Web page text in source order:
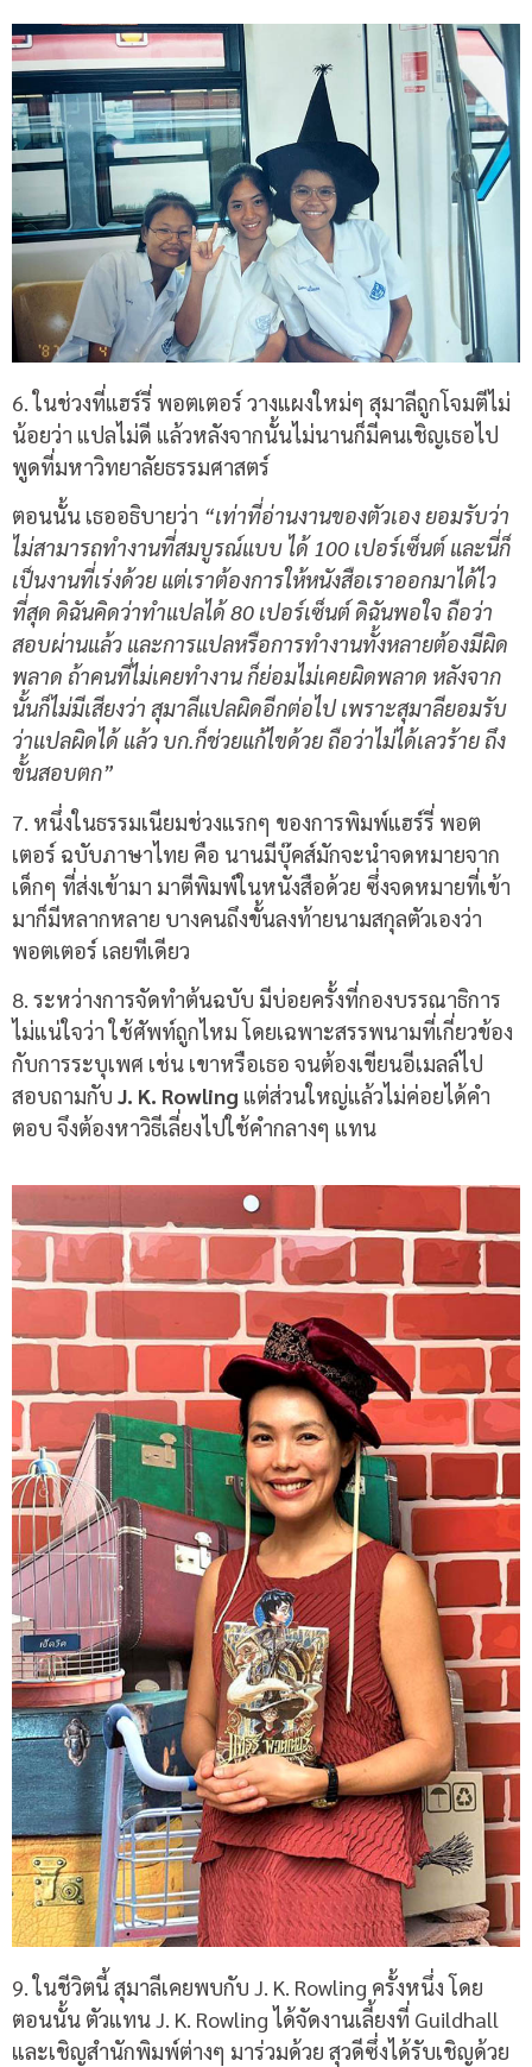
6.ในช่วงที่แฮร์รี่ พอตเตอร์ วางแผงใหม่ๆ สุมาลีถูกโจมตีไม่
น้อยว่า แปลไม่ดี แล้วหลังจากนั้นไม่นานก็มีคนเชิญเธอไป
พูดที่มหาวิทยาลัยธรรมศาสตร์
ตอนนั้น เธออธิบายว่า “เท่าที่อ่านงานของตัวเอง ยอมรับว่า
ไม่สามารถทำงานที่สมบูรณ์แบบ ได้100 เปอร์เซ็นต์ และนี่ก็
เป็นงานที่เร่งด้วย แต่เราต้องการให้หนังสือเราออกมาได้ไว
ที่สุด ดิฉันคิดว่าทำแปลได้80 เปอร์เซ็นต์ ดิฉันพอใจ ถือว่า
สอบผ่านแล้ว และการแปลหรือการทำงานทั้งหลายต้องมีผิด
พลาด ถ้าคนที่ไม่เคยทำงาน ก็ย่อมไม่เคยผิดพลาด หลังจาก
นั้นก็ไม่มีเสียงว่า สุมาลีแปลผิดอีกต่อไป เพราะสุมาลียอมรับ
ว่าแปลผิดได้ แล้ว บก.ก็ช่วยแก้ไขด้วย ถือว่าไม่ได้เลวร้าย ถึง
ขั้นสอบตก”
7. หนึ่งในธรรมเนียมช่วงแรกๆ ของการพิมพ์แฮร์รี่ พอต
เตอร์ ฉบับภาษาไทย คือ นานมีบุ๊คส์มักจะนำจดหมายจาก
เด็กๆ ที่ส่งเข้ามา มาตีพิมพ์ในหนังสือด้วย ซึ่งจดหมายที่เข้า
มาก็มีหลากหลาย บางคนถึงขั้นลงท้ายนามสกุลตัวเองว่า
พอตเตอร์ เลยทีเดียว
8. ระหว่างการจัดทำต้นฉบับ มีบ่อยครั้งที่กองบรรณาธิการ
ไม่แน่ใจว่า ใช้ศัพท์ถูกไหม โดยเฉพาะสรรพนามที่เกี่ยวข้อง
กับการระบุเพศ เช่น เขาหรือเธอ จนต้องเขียนอีเมลล์ไป
สอบถามกับ J. K. Rowling แต่ส่วนใหญ่แล้วไม่ค่อยได้คำ
ตอบ จึงต้องหาวิธีเลี่ยงไปใช้คำกลางๆ แทน
9.ในชีวิตนี้ สุมาลีเคยพบกับ J. K. Rowling ครั้งหนึ่ง โดย
ตอนนั้น ตัวแทนJ. K. Rowling ได้จัดงานเลี้ยงที่ Guildhall
และเชิญสำนักพิมพ์ต่างๆ มาร่วมด้วย สุวดีซึ่งได้รับเชิญด้วย